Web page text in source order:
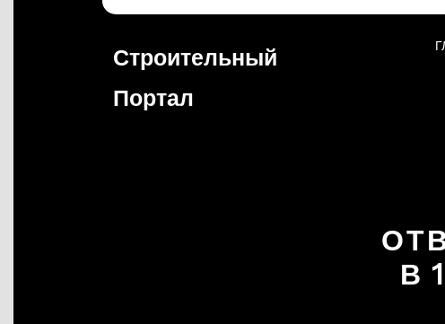
Строительный
Портал
В